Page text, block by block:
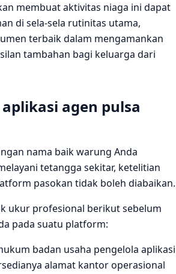
membuat aktivitas niaga ini dapat
di sela-sela rutinitas utama,
terbaik dalam mengamankan
tambahan bagi keluarga dari
agen pulsa
nama baik warung Anda
tetangga sekitar, ketelitian
pasokan tidak boleh diabaikan.
ukur profesional berikut sebelum
pada suatu platform:
badan usaha pengelola aplikasi
alamat kantor operasional